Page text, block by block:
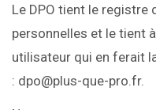
Le DPO tient le
personnelles et le tient
utilisateur qui en ferait
: dpo@plus-que-pro.fr.